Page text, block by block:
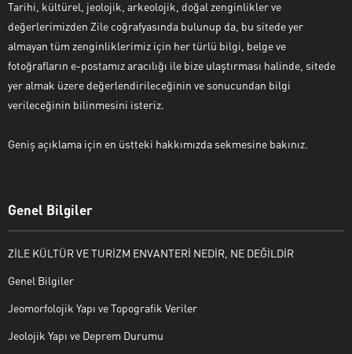
Tarihi, kültürel, jeolojik, arkeolojik, doğal zenginlikler ve
değerlerimizden Zile coğrafyasında bulunup da, bu sitede yer
almayan tüm zenginliklerimiz için her türlü bilgi, belge ve
fotoğrafların e-postamız aracılığı ile bize ulaştırması halinde, sitede
yer almak üzere değerlendirileceğinin ve sonucundan bilgi
verileceğinin bilinmesini isteriz.
Geniş açıklama için en üstteki hakkımızda sekmesine bakınız.
Genel Bilgiler
ZİLE KÜLTÜR VE TURİZM ENVANTERİ NEDİR, NE DEĞİLDİR
Genel Bilgiler
Jeomorfolojik Yapı ve Topografik Veriler
Jeolojik Yapı ve Deprem Durumu